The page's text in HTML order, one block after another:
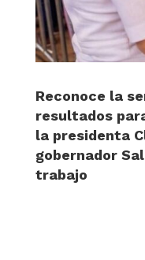
Reconoce la
resultados
la presidenta
gobernador
trabajo